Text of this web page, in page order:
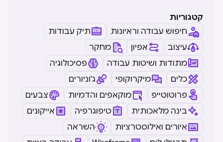
קטגוריות
חיפוש עבודה וראיונות
תיק עבודות
עיצוב
אפיון
מחקר
מתודות ושיטות עבודה
פסיכולוגיה
כלים
מיקרוקופי
ג'וניורים
פרוטוטייפ
מוקאפים והדמיות
צבעים
בינה מלאכותית
טיפוגרפיה
אייקונים
איורים ואילוסטרציות
השראה